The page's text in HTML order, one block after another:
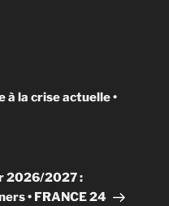
à la crise actuelle •
2026/2027 :
• FRANCE 24